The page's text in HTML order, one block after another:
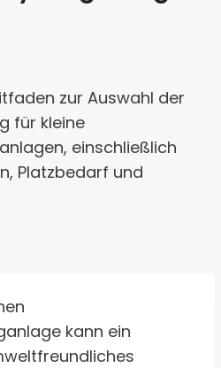
zur Auswahl der
für kleine
einschließlich
Platzbedarf und
kann ein